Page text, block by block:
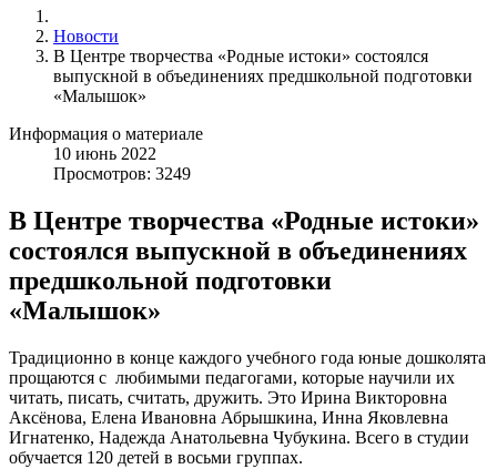
Новости
В Центре творчества «Родные истоки» состоялся
выпускной в объединениях предшкольной подготовки
«Малышок»
Информация о материале
10 июнь 2022
Просмотров: 3249
В Центре творчества «Родные истоки»
состоялся выпускной в объединениях
предшкольной подготовки
«Малышок»
Традиционно в конце каждого учебного года юные дошколята
прощаются с любимыми педагогами, которые научили их
читать, писать, считать, дружить. Это Ирина Викторовна
Аксёнова, Елена Ивановна Абрышкина, Инна Яковлевна
Игнатенко, Надежда Анатольевна Чубукина. Всего в студии
обучается 120 детей в восьми группах.